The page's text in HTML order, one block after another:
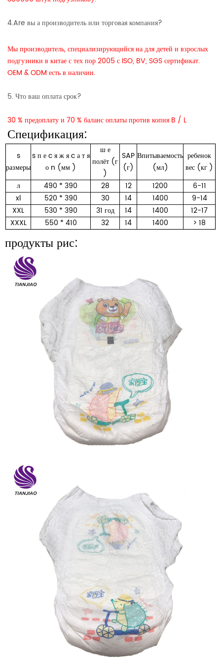
4.Are вы а производитель или торговая компания?
Мы производитель, специализирующийся на для детей и взрослых
подгузники в китае с тех пор 2005 с ISO, BV, SGS сертификат.
OEM & ODM есть в наличии.
5. Что ваш оплата срок?
30 % предоплату и 70 % баланс оплаты против копия B / L
Спецификация:
s
размеры
sп еcяжяcатя
о n (мм )
ше
полёт (г
)
SAP
(г)
Впитываемость
(мл)
ребенок
вес (кг )
л
490 * 390 28 12 1200
6-11
xl
520 * 390 30 14 1400
9-14
XXL
530 * 390 31 год 14 1400
12-17
XXXL
550 * 410 32 14 1400 > 18
продукты рис: